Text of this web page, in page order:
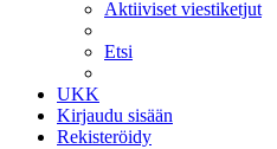
Aktiiviset viestiketjut
Etsi
UKK
Kirjaudu sisään
Rekisteröidy